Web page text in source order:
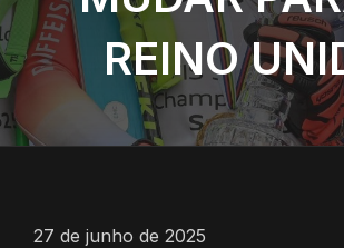
REINO
27 de junho de 2025